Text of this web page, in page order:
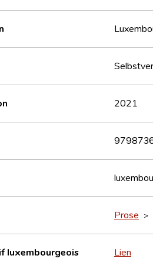
2021
Prose >
luxembourgeois Lien